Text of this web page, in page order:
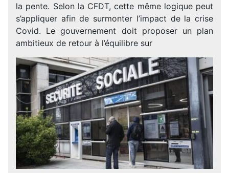
la pente. Selon la CFDT, cette même logique peut
s’appliquer afin de surmonter l’impact de la crise
Covid. Le gouvernement doit proposer un plan
ambitieux de retour à l’équilibre sur